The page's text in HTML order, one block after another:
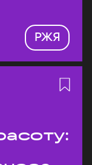
РЖЯ